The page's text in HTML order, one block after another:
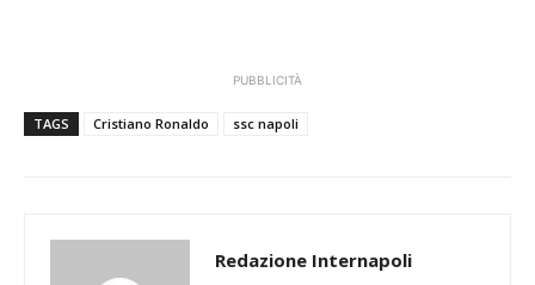
PUBBLICITÀ
TAGS Cristiano Ronaldo ssc napoli
Redazione Internapoli